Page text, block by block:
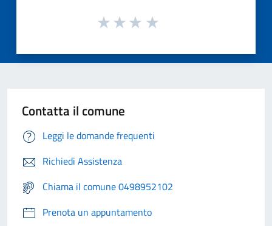
Contatta il comune
Leggi le domande frequenti
Richiedi Assistenza
Chiama il comune 0498952102
Prenota un appuntamento